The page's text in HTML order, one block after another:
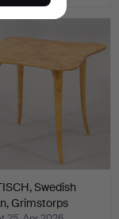
Swedish
Grimstorps